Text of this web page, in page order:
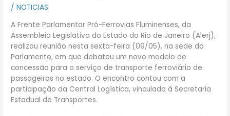
/NOTICIAS
A Frente Parlamentar Pró-Ferrovias Fluminenses, da
Assembleia Legislativa do Estado do Rio de Janeiro (Alerj),
realizou reunião nesta sexta-feira (09/05), na sede do
Parlamento, em que debateu um novo modelo de
concessão para o serviço de transporte ferroviário de
passageiros no estado. O encontro contou com a
participação da Central Logística, vinculada à Secretaria
Estadual de Transportes.